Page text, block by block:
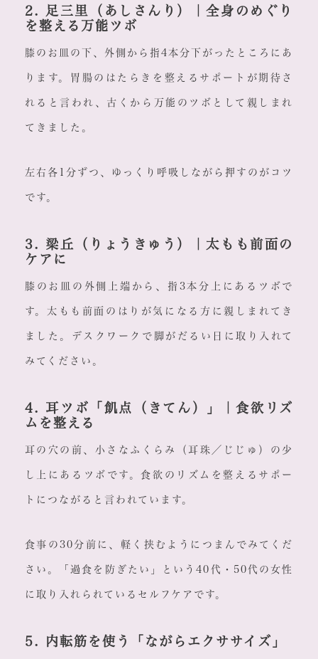
2. 足三里（あしさんり）｜全身のめぐり
を整える万能ツボ
膝のお皿の下、外側から指4本分下がったところにあ
ります。胃腸のはたらきを整えるサポートが期待さ
れると言われ、古くから万能のツボとして親しまれ
てきました。
左右各1分ずつ、ゆっくり呼吸しながら押すのがコツ
です。
3. 梁丘（りょうきゅう）｜太もも前面の
ケアに
膝のお皿の外側上端から、指3本分上にあるツボで
す。太もも前面のはりが気になる方に親しまれてき
ました。デスクワークで脚がだるい日に取り入れて
みてください。
4. 耳ツボ「飢点（きてん）」｜食欲リズ
ムを整える
耳の穴の前、小さなふくらみ（耳珠／じじゅ）の少
し上にあるツボです。食欲のリズムを整えるサポー
トにつながると言われています。
食事の30分前に、軽く挟むようにつまんでみてくだ
さい。「過食を防ぎたい」という40代・50代の女性
に取り入れられているセルフケアです。
5. 内転筋を使う「ながらエクササイズ」